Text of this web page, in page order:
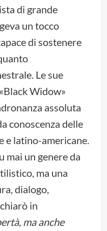
di grande
un tocco
di sostenere
Le sue
Widow»
assoluta
conoscenza delle
e latino-americane.
mai un genere da
ma una
dialogo,
in
ma anche